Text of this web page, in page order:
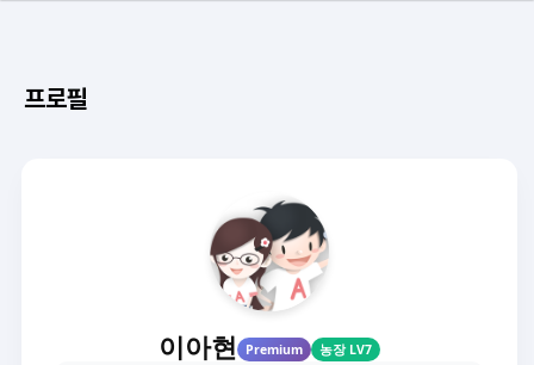
프로필
이아현 Premium 농장 LV7